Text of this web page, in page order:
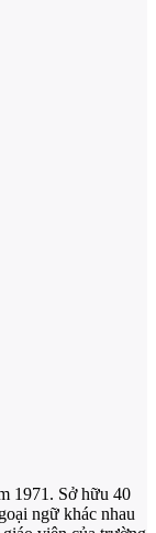
1971. Sở hữu 40
ngữ khác nhau